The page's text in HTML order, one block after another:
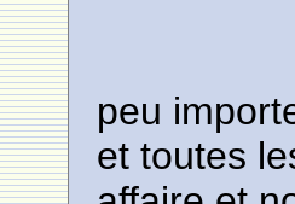
peu
et toutes